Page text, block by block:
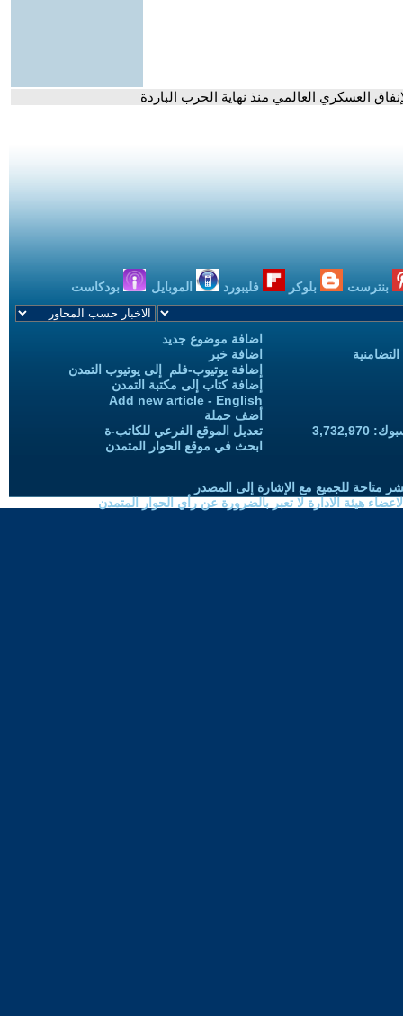
بنترست بلوكر فليبورد الموبايل بودكاست
اضافة موضوع جديد
اضافة خبر
إضافة يوتيوب-فلم إلى يوتيوب التمدن
إضافة كتاب إلى مكتبة التمدن
Add new article - English
أضف حملة
تعديل الموقع الفرعي للكاتب-ة
ابحث في موقع الحوار المتمدن
متاحة للجميع مع الإشارة إلى المصدر
هيئة الادارة لا تعبر بالضرورة عن رأي الحوار المتمدن